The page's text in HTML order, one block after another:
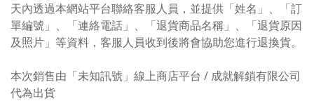
天內透過本網站平台聯絡客服人員，並提供「姓名」、「訂
單編號」、「連絡電話」、「退貨商品名稱」、「退貨原因
及照片」等資料，客服人員收到後將會協助您進行退換貨。
本次銷售由「未知訊號」線上商店平台 / 成就解鎖有限公司
代為出貨